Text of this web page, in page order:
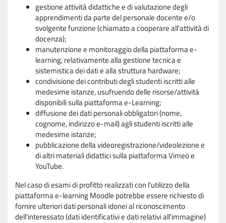
gestione attività didattiche e di valutazione degli
apprendimenti da parte del personale docente e/o
svolgente funzione (chiamato a cooperare all'attività di
docenza);
manutenzione e monitoraggio della piattaforma e-
learning, relativamente alla gestione tecnica e
sistemistica dei dati e alla struttura hardware;
condivisione dei contributi degli studenti iscritti alle
medesime istanze, usufruendo delle risorse/attività
disponibili sulla piattaforma e-Learning;
diffusione dei dati personali obbligatori (nome,
cognome, indirizzo e-mail) agli studenti iscritti alle
medesime istanze;
pubblicazione della videoregistrazione/videolezione e
di altri materiali didattici sulla piattaforma Vimeo e
YouTube.
Nel caso di esami di profitto realizzati con l'utilizzo della
piattaforma e-learning Moodle potrebbe essere richiesto di
fornire ulteriori dati personali idonei al riconoscimento
dell'interessato (dati identificativi e dati relativi all'immagine)